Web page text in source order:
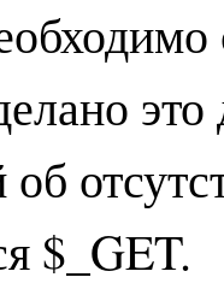
$_GET.